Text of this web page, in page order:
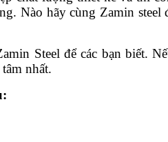
Nào hãy cùng Zamin
Steel để các bạn biết.
nhất.